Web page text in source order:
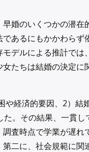
婚のいくつかの潜
あるにもかかわらず
デルによる推計で
たちは結婚の決定
経済的要因、2）結
。その結果、一貫
査時点で学業が遅れ
二に、社会規範に関